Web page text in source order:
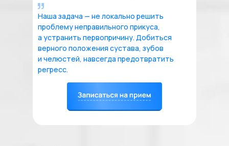
Наша задача — не локально решить
проблему неправильного прикуса,
а устранить первопричину. Добиться
верного положения сустава, зубов
и челюстей, навсегда предотвратить
регресс.